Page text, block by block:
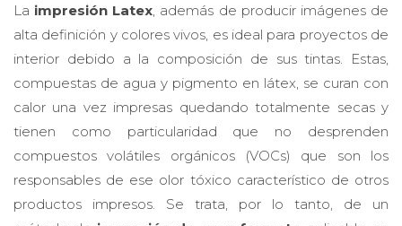
La impresión Latex , además de producir imágenes de
alta definición y colores vivos, es ideal para proyectos de
interior debido a la composición de sus tintas. Estas,
compuestas de agua y pigmento en látex, se curan con
calor una vez impresas quedando totalmente secas y
tienen como particularidad que no desprenden
compuestos volátiles orgánicos (VOCs) que son los
responsables de ese olor tóxico característico de otros
productos impresos. Se trata, por lo tanto, de un